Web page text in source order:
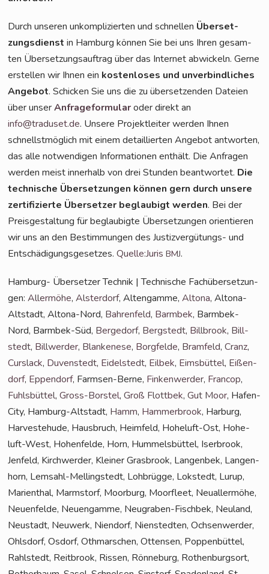
Durch unse­ren unkom­pli­zier­ten und schnel­len Über­set­
zungs­dienst in Ham­burg kön­nen Sie bei uns Ihren gesam­
ten Über­set­zungs­auf­trag über das Inter­net abwi­ckeln. Ger­ne
erstel­len wir Ihnen ein kos­ten­lo­ses und unver­bind­li­ches
Ange­bot. Schi­cken Sie uns die zu über­set­zen­den Datei­en
über unserAnfra­ge­for­mu­laroder direkt an
info@traduset.de. Unse­re Pro­jekt­lei­ter wer­den Ihnen
schnellst­mög­lich mit einem detail­lier­ten Ange­bot ant­wor­ten,
das alle not­wen­di­gen Infor­ma­tio­nen ent­hält. Die Anfra­gen
wer­den meist inner­halb von drei Stun­den beant­wor­tet. Die
tech­ni­sche Über­set­zun­gen kön­nen gern durch unse­re
zer­ti­fi­zier­te Über­set­zer beglau­bigt wer­den. Bei der
Preis­ge­stal­tung für beglau­big­te Über­set­zun­gen ori­en­tie­ren
wir uns an den Bestim­mun­gen des Jus­tiz­ver­gü­tungs- und
Ent­schä­di­gungs­ge­set­zes.Quelle:JurisBMJ.
Ham­burg- Über­set­zer Tech­nik | Tech­ni­sche Fach­über­set­zun­
gen:Aller­mö­he,Als­ter­dorf, Alten­gam­me,Alto­na, Alto­na-
Alt­stadt, Alto­na-Nord, Bah­ren­feld, Barm­bek, Barm­bek-
Nord, Barm­bek-Süd, Ber­ge­dorf, Berg­stedt, Bill­brook, Bill­
stedt, Bill­wer­der, Blan­ke­ne­se, Borg­fel­de, Bramfeld,Cranz,
Curs­lack, Duven­stedt, Eidel­stedt, Eil­bek, Eims­büt­tel, Eißen­
dorf, Eppen­dorf, Farm­sen-Ber­ne, Fin­ken­wer­der, Fran­cop,
Fuhls­büt­tel,Gross-Bors­tel,Groß Flott­bek,Gut Moor, Hafen­
Ci­ty, Ham­burg-Alt­stadt, Hamm, Ham­mer­brook, Har­burg,
Har­ve­ste­hu­de, Haus­bruch, Heim­feld, Hohe­luft-Ost, Hohe­
luft-West, Hohen­fel­de, Horn, Hum­mels­büt­tel, Iser­brook,
Jen­feld, Kirch­wer­der, Klei­ner Gras­brook, Lan­gen­bek, Lan­gen­
horn, Lem­sahl-Mel­ling­s­tedt, Loh­brüg­ge, Lok­stedt, Lurup,
Mari­en­thal, Marmstorf, Moor­burg, Moor­fleet, Neu­al­ler­mö­he,
Neu­en­fel­de, Neu­en­gam­me, Neu­gra­ben-Fisch­bek, Neu­land,
Neu­stadt, Neu­werk, Nien­dorf, Nien­sted­ten, Och­sen­wer­der,
Ohls­dorf, Osdorf, Oth­mar­schen, Otten­sen, Pop­pen­büt­tel,
Rahl­stedt, Reit­brook, Ris­sen, Rön­ne­burg, Rothen­burg­sort,